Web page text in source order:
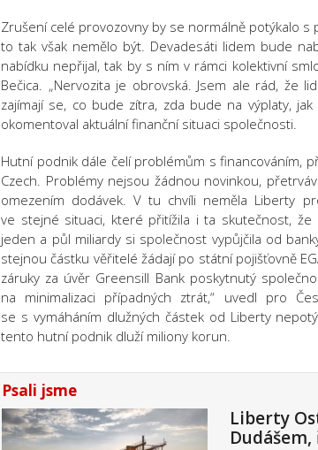
Zrušení celé provozovny by se normálně potýkalo
to tak však nemělo být. Devadesáti lidem bude
nabídku nepřijal, tak by s ním v rámci kolektivní
Bečica. „Nervozita je obrovská. Jsem ale rád, že
zajímají se, co bude zítra, zda bude na výplaty,
okomentoval aktuální finanční situaci společnosti.
Hutní podnik dále čelí problémům s financováním,
Czech. Problémy nejsou žádnou novinkou,
omezením dodávek. V tu chvíli neměla Liberty
ve stejné situaci, které přitížila i ta skutečnost,
jeden a půl miliardy si společnost vypůjčila od
stejnou částku věřitelé žádají po státní pojišťovně
záruky za úvěr Greensill Bank poskytnutý
na minimalizaci případných ztrát,“ uvedl pro
se s vymáháním dlužných částek od Liberty
tento hutní podnik dluží miliony korun.
Psali jsme
Liberty